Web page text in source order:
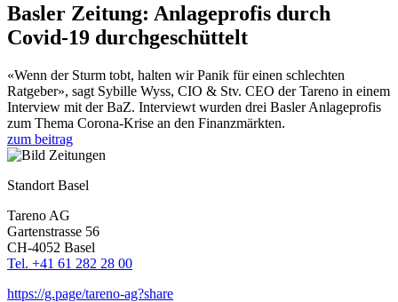
Basler Zeitung: Anlage­profis durch
Covid-19 durch­ge­schüt­telt
«Wenn der Sturm tobt, halten wir Panik für einen schlechten
Ratgeber», sagt Sybille Wyss, CIO & Stv. CEO der Tareno in einem
Inter­view mit der BaZ. Inter­viewt wurden drei Basler Anlage­profis
zum Thema Corona-Krise an den Finanz­märkten.
zum beitrag
Standort Basel
Tareno AG
Garten­strasse 56
CH-4052 Basel
Tel. +41 61 282 28 00
https://g.page/tareno-ag?share